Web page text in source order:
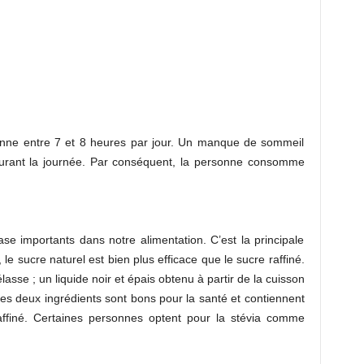
entre 7 et 8 heures par jour. Un manque de sommeil
la journée. Par conséquent, la personne consomme
importants dans notre alimentation. C’est la principale
sucre naturel est bien plus efficace que le sucre raffiné.
; un liquide noir et épais obtenu à partir de la cuisson
deux ingrédients sont bons pour la santé et contiennent
Certaines personnes optent pour la stévia comme